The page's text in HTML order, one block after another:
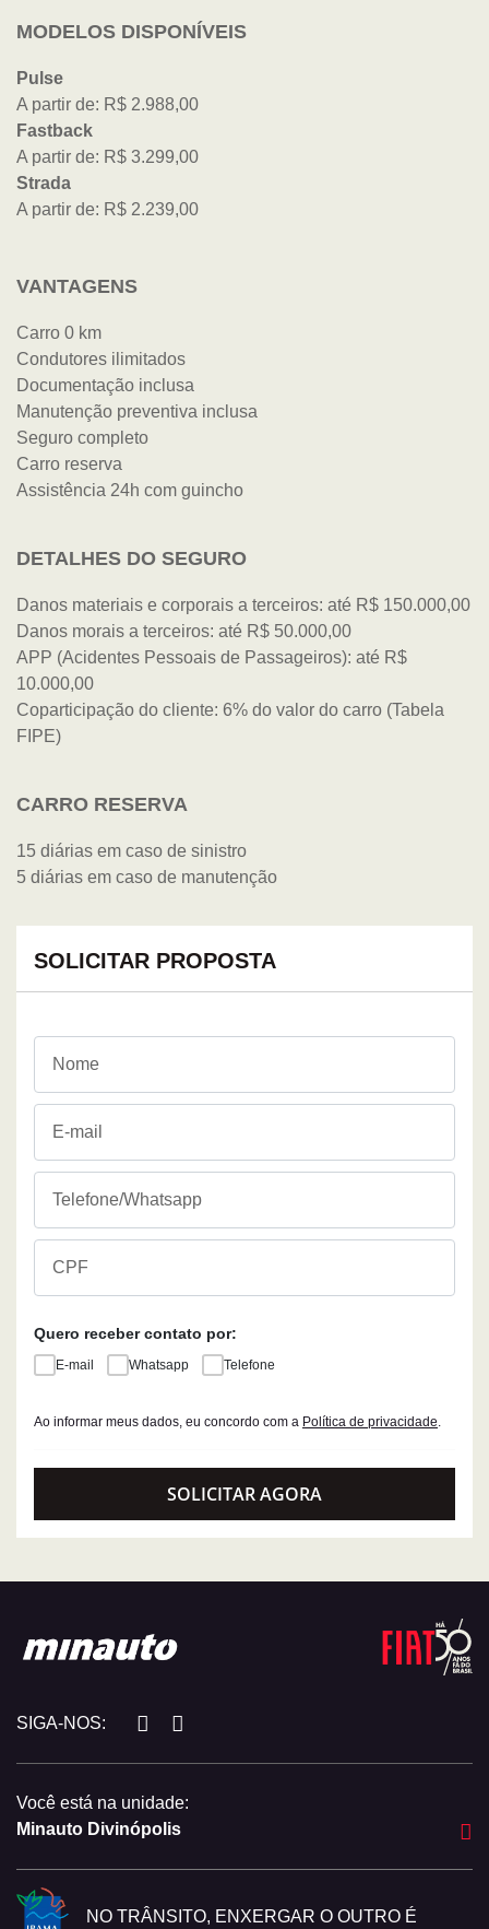
MODELOS DISPONÍVEIS
Pulse
A partir de: R$ 2.988,00
Fastback
A partir de: R$ 3.299,00
Strada
A partir de: R$ 2.239,00
VANTAGENS
Carro 0 km
Condutores ilimitados
Documentação inclusa
Manutenção preventiva inclusa
Seguro completo
Carro reserva
Assistência 24h com guincho
DETALHES DO SEGURO
Danos materiais e corporais a terceiros: até R$ 150.000,00
Danos morais a terceiros: até R$ 50.000,00
APP (Acidentes Pessoais de Passageiros): até R$
10.000,00
Coparticipação do cliente: 6% do valor do carro (Tabela
FIPE)
CARRO RESERVA
15 diárias em caso de sinistro
5 diárias em caso de manutenção
SOLICITAR PROPOSTA
Quero receber contato por:
E-mail Whatsapp Telefone
Ao informar meus dados, eu concordo com a Política de privacidade.
SOLICITAR AGORA
SIGA-NOS:
Você está na unidade:
Minauto Divinópolis
NO TRÂNSITO, ENXERGAR O OUTRO É